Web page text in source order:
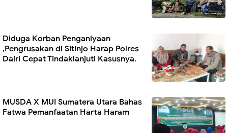
Diduga Korban Penganiyaan
,Pengrusakan di Sitinjo Harap Polres
Dairi Cepat Tindaklanjuti Kasusnya.
MUSDA X MUI Sumatera Utara Bahas
Fatwa Pemanfaatan Harta Haram